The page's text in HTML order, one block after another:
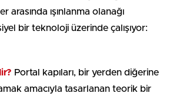
arasında ışınlanma olanağı
bir teknoloji üzerinde çalışıyor:
Portal kapıları, bir yerden diğerine
amacıyla tasarlanan teorik bir